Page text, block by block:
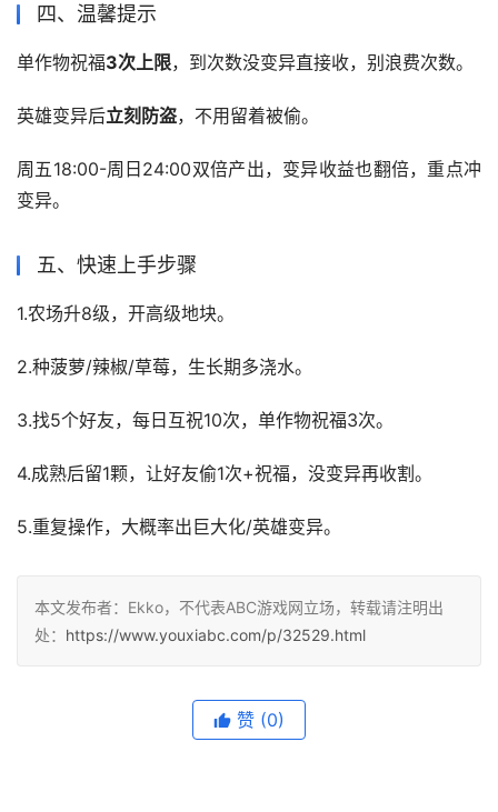
四、温馨提示
单作物祝福3次上限，到次数没变异直接收，别浪费次数。
英雄变异后立刻防盗，不用留着被偷。
周五18:00-周日24:00双倍产出，变异收益也翻倍，重点冲
变异。
五、快速上手步骤
1.农场升8级，开高级地块。
2.种菠萝/辣椒/草莓，生长期多浇水。
3.找5个好友，每日互祝10次，单作物祝福3次。
4.成熟后留1颗，让好友偷1次+祝福，没变异再收割。
5.重复操作，大概率出巨大化/英雄变异。
本文发布者：Ekko，不代表ABC游戏网立场，转载请注明出
处： https://www.youxiabc.com/p/32529.html
赞 (0)